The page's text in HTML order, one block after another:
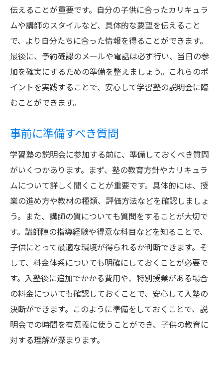
伝えることが重要です。自分の子供に合ったカリキュラ
ムや講師のスタイルなど、具体的な要望を伝えること
で、より自分たちに合った情報を得ることができます。
最後に、予約確認のメールや電話は必ず行い、当日の参
加を確実にするための準備を整えましょう。これらのポ
イントを実践することで、安心して学習塾の説明会に臨
むことができます。
事前に準備すべき質問
学習塾の説明会に参加する前に、準備しておくべき質問
がいくつかあります。まず、塾の教育方針やカリキュラ
ムについて詳しく聞くことが重要です。具体的には、授
業の進め方や教材の種類、評価方法などを確認しましょ
う。また、講師の質についても質問をすることが大切で
す。講師陣の指導経験や得意な科目などを知ることで、
子供にとって最適な環境が得られるか判断できます。そ
して、料金体系についても明確にしておくことが必要で
す。入塾後に追加でかかる費用や、特別授業がある場合
の料金についても確認しておくことで、安心して入塾の
決断ができます。このように準備をしておくことで、説
明会での時間を有意義に使うことができ、子供の教育に
対する理解が深まります。